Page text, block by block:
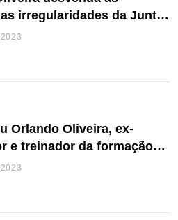
irregularidades da Junta
S. João de Ver
Orlando Oliveira, ex-
e treinador da formação
do Feirense